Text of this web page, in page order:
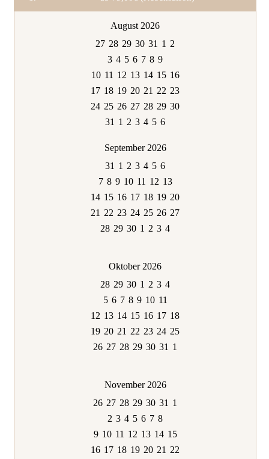
August 2026
27 28 29 30 31 1 2
3 4 5 6 7 8 9
10 11 12 13 14 15 16
17 18 19 20 21 22 23
24 25 26 27 28 29 30
31 1 2 3 4 5 6
September 2026
31 1 2 3 4 5 6
7 8 9 10 11 12 13
14 15 16 17 18 19 20
21 22 23 24 25 26 27
28 29 30 1 2 3 4
Oktober 2026
28 29 30 1 2 3 4
5 6 7 8 9 10 11
12 13 14 15 16 17 18
19 20 21 22 23 24 25
26 27 28 29 30 31 1
November 2026
26 27 28 29 30 31 1
2 3 4 5 6 7 8
9 10 11 12 13 14 15
16 17 18 19 20 21 22